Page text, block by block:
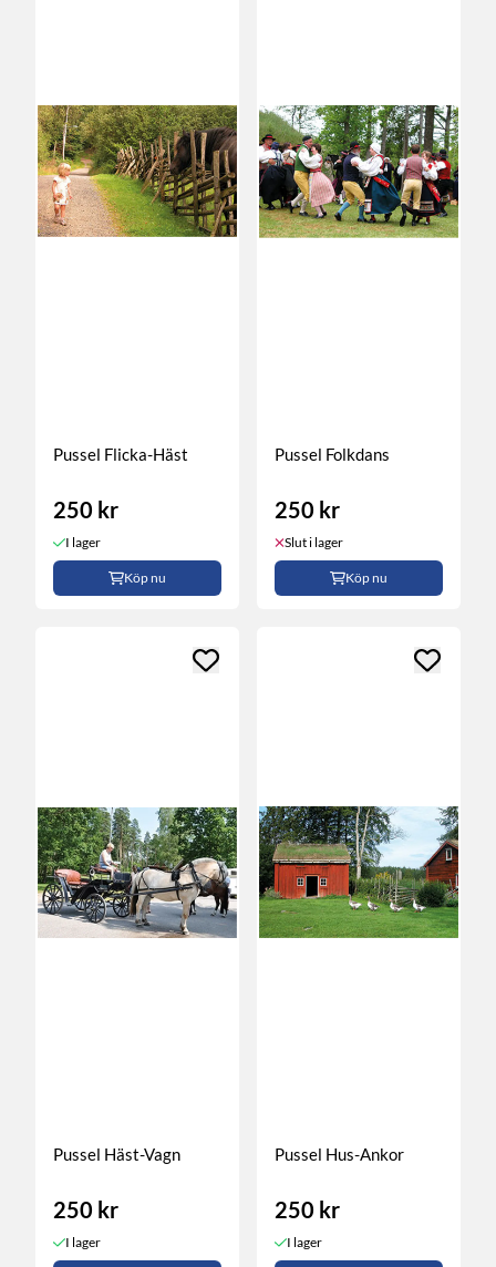
Pussel Flicka-Häst
250 kr
I lager
Köp nu
Pussel Folkdans
250 kr
Slut i lager
Köp nu
Pussel Häst-Vagn
250 kr
I lager
Pussel Hus-Ankor
250 kr
I lager